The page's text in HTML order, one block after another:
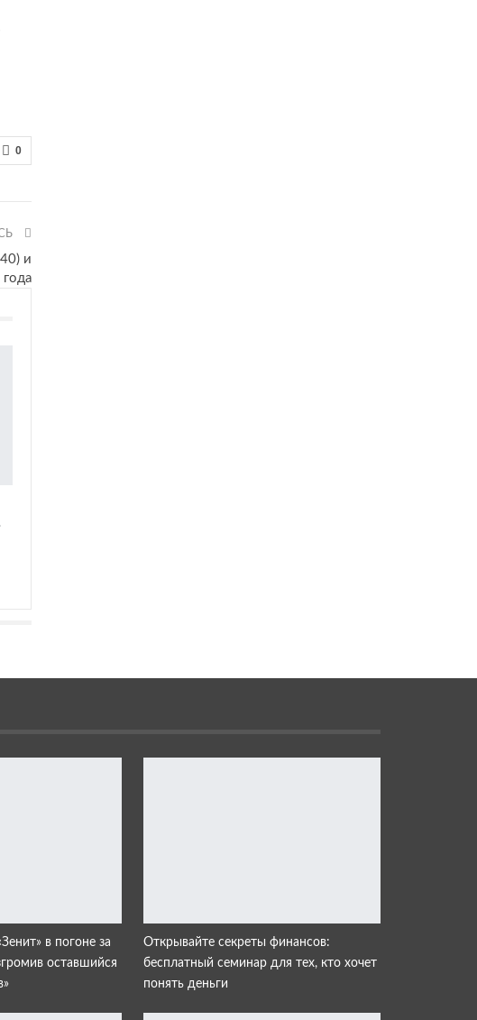
0
и
в погоне за
оставшийся
Открывайте секреты финансов:
бесплатный семинар для тех, кто хочет
понять деньги